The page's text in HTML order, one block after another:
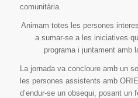
comunitària.
Animam totes les persones
a sumar-se a les iniciatives
programa i juntament amb
La jornada va concloure amb un
les persones assistents amb
d’endur-se un obsequi, posant un